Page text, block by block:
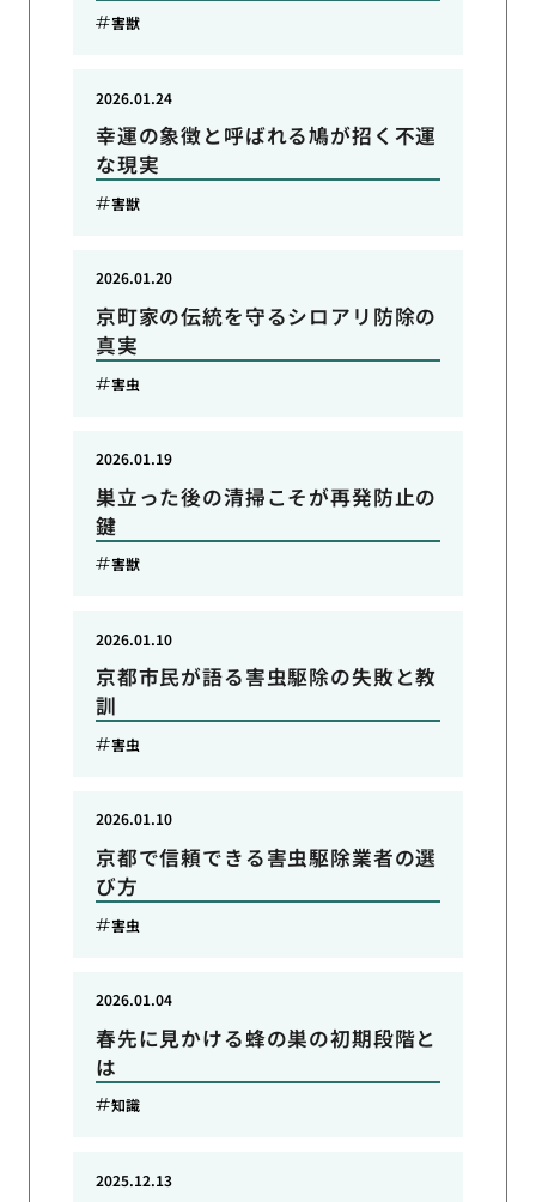
害獣
幸運の象徴と呼ばれる鳩が招く不運
な現実
2026.01.24
害獣
京町家の伝統を守るシロアリ防除の
真実
2026.01.20
害虫
巣立った後の清掃こそが再発防止の
鍵
2026.01.19
害獣
京都市民が語る害虫駆除の失敗と教
訓
2026.01.10
害虫
京都で信頼できる害虫駆除業者の選
び方
2026.01.10
害虫
春先に見かける蜂の巣の初期段階と
は
2026.01.04
知識
2025.12.13